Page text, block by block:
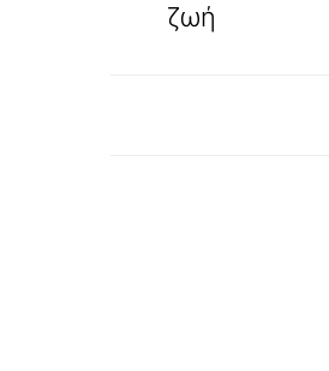
ζωή